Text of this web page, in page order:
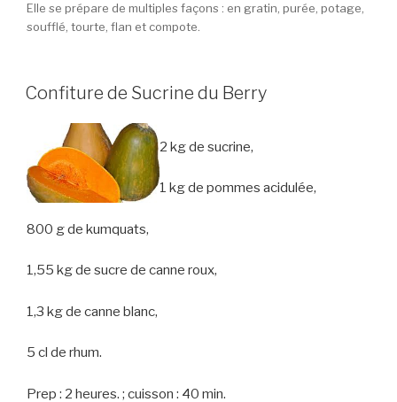
Elle se prépare de multiples façons : en gratin, purée, potage,
soufflé, tourte, flan et compote.
Confiture de Sucrine du Berry
2 kg de sucrine,
1 kg de pommes acidulée,
800 g de kumquats,
1,55 kg de sucre de canne roux,
1,3 kg de canne blanc,
5 cl de rhum.
Prep : 2 heures. ; cuisson : 40 min.